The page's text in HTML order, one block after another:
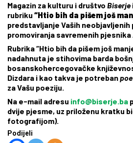
Magazin za kulturu i društvo Biserje
rubriku “Htio bih da pišem još
predstavljanje Vaših neobjavljenih
promoviranja savremenih
Rubrika “Htio bih da pišem još
nadahnuta je stihovima barda
bosanskohercegovačke
Dizdara i kao takva je potreban
za Vašu poeziju.
Na e-mail adresu info@biserje.ba
dvije pjesme, uz priloženu kratku
fotografijom).
Podijeli